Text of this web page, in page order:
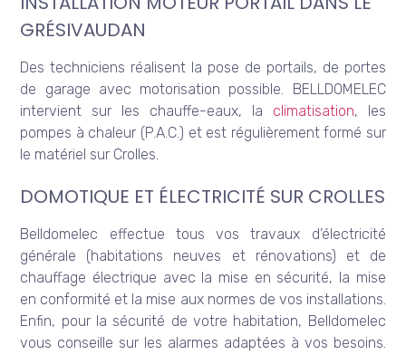
GRÉSIVAUDAN
Des techniciens réalisent la pose de portails, de portes
de garage avec motorisation possible. BELLDOMELEC
intervient sur les chauffe-eaux, la climatisation, les
pompes à chaleur (P.A.C.) et est régulièrement formé sur
le matériel sur Crolles.
DOMOTIQUE ET ÉLECTRICITÉ SUR CROLLES
Belldomelec effectue tous vos travaux d’électricité
générale (habitations neuves et rénovations) et de
chauffage électrique avec la mise en sécurité, la mise
en conformité et la mise aux normes de vos installations.
Enfin, pour la sécurité de votre habitation, Belldomelec
vous conseille sur les alarmes adaptées à vos besoins.